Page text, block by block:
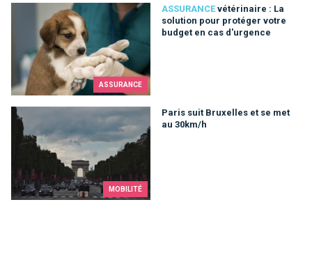
ASSURANCE
ASSURANCE vétérinaire : La
solution pour protéger votre
budget en cas d'urgence
vétérinaire : La solution pour protéger votre budget en cas
MOBILITÉ
Paris suit Bruxelles et se met
au 30km/h
Paris suit Bruxelles et se met au 30km/h